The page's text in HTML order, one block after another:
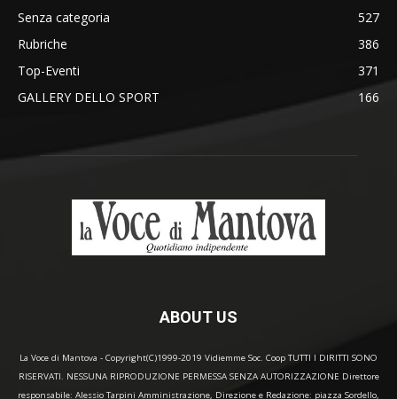
Senza categoria
527
Rubriche
386
Top-Eventi
371
GALLERY DELLO SPORT
166
ABOUT US
La Voce di Mantova - Copyright(C)1999-2019 Vidiemme Soc. Coop TUTTI I DIRITTI SONO
RISERVATI. NESSUNA RIPRODUZIONE PERMESSA SENZA AUTORIZZAZIONE Direttore
responsabile: Alessio Tarpini Amministrazione, Direzione e Redazione: piazza Sordello,